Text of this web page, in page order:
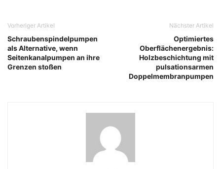
Vorheriger Artikel
Schraubenspindelpumpen
als Alternative, wenn
Seitenkanalpumpen an ihre
Grenzen stoßen
Nächster Artikel
Optimiertes
Oberflächenergebnis:
Holzbeschichtung mit
pulsationsarmen
Doppelmembranpumpen